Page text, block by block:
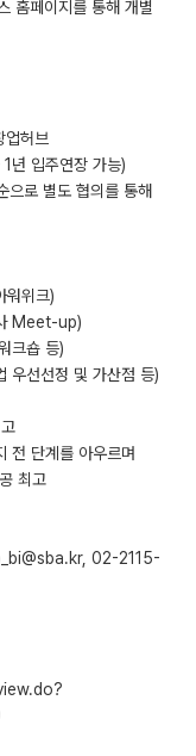
홈페이지를 통해 개별
업허브
년 입주연장 가능)
로 별도 협의를 통해
워위크)
Meet-up)
크숍 등)
우선선정 및 가산점 등)
전 단계를 아우르며
최고
02-2115-